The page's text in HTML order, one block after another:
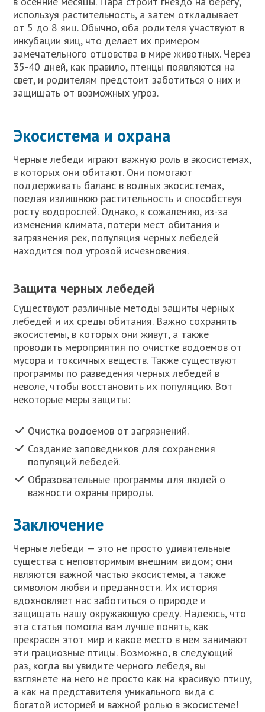
используя растительность, а затем откладывает
от 5 до 8 яиц. Обычно, оба родителя участвуют в
инкубации яиц, что делает их примером
замечательного отцовства в мире животных. Через
35-40 дней, как правило, птенцы появляются на
свет, и родителям предстоит заботиться о них и
защищать от возможных угроз.
Экосистема и охрана
Черные лебеди играют важную роль в экосистемах,
в которых они обитают. Они помогают
поддерживать баланс в водных экосистемах,
поедая излишнюю растительность и способствуя
росту водорослей. Однако, к сожалению, из-за
изменения климата, потери мест обитания и
загрязнения рек, популяция черных лебедей
находится под угрозой исчезновения.
Защита черных лебедей
Существуют различные методы защиты черных
лебедей и их среды обитания. Важно сохранять
экосистемы, в которых они живут, а также
проводить мероприятия по очистке водоемов от
мусора и токсичных веществ. Также существуют
программы по разведения черных лебедей в
неволе, чтобы восстановить их популяцию. Вот
некоторые меры защиты:
Очистка водоемов от загрязнений.
Создание заповедников для сохранения
популяций лебедей.
Образовательные программы для людей о
важности охраны природы.
Заключение
Черные лебеди — это не просто удивительные
существа с неповторимым внешним видом; они
являются важной частью экосистемы, а также
символом любви и преданности. Их история
вдохновляет нас заботиться о природе и
защищать нашу окружающую среду. Надеюсь, что
эта статья помогла вам лучше понять, как
прекрасен этот мир и какое место в нем занимают
эти грациозные птицы. Возможно, в следующий
раз, когда вы увидите черного лебедя, вы
взглянете на него не просто как на красивую птицу,
а как на представителя уникального вида с
богатой историей и важной ролью в экосистеме!